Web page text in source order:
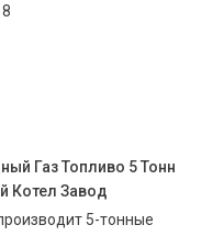
Газ Топливо 5 Тонн
Котел Завод
5-тонные